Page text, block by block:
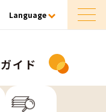
Language
イド